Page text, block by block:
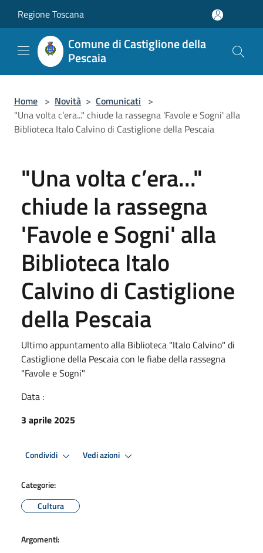
Regione Toscana
Comune di Castiglione della
Pescaia
Home > Novità > Comunicati >
"Una volta c’era..." chiude la rassegna 'Favole e Sogni' alla
Biblioteca Italo Calvino di Castiglione della Pescaia
"Una volta c’era..."
chiude la rassegna
'Favole e Sogni' alla
Biblioteca Italo
Calvino di Castiglione
della Pescaia
Ultimo appuntamento alla Biblioteca "Italo Calvino" di
Castiglione della Pescaia con le fiabe della rassegna
"Favole e Sogni"
Data :
3 aprile 2025
Condividi Vedi azioni
Categorie:
Cultura
Argomenti: